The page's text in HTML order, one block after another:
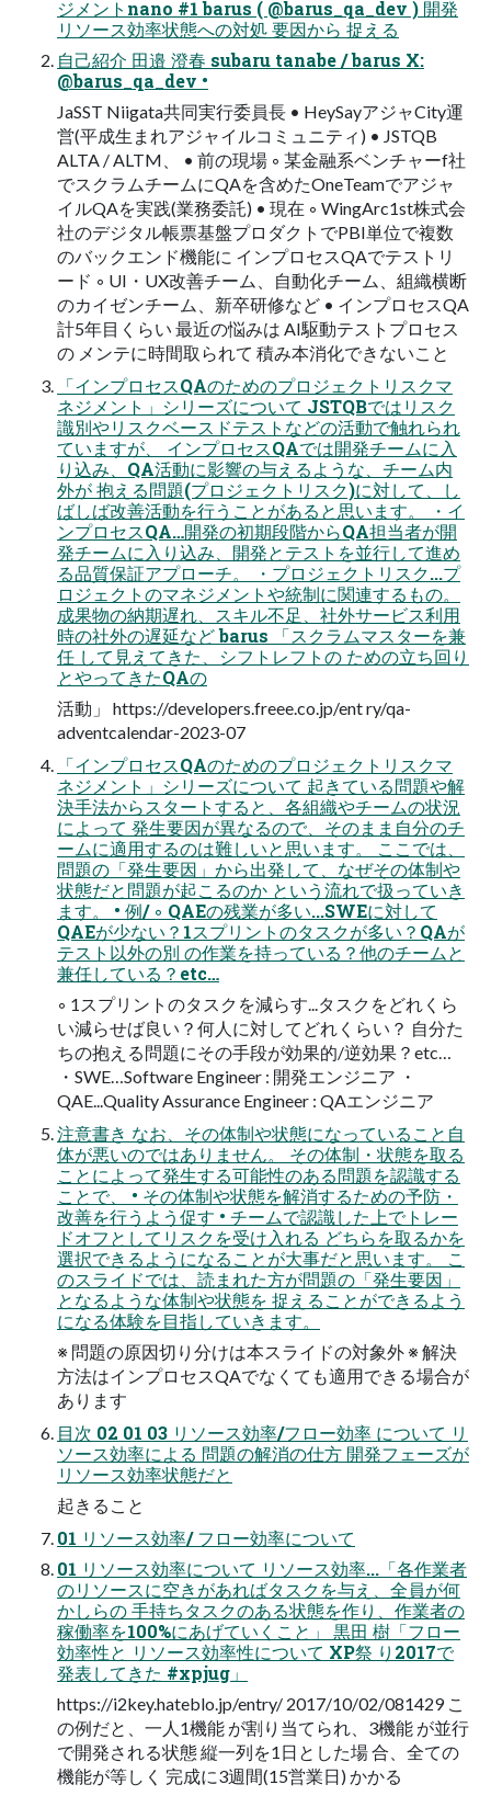
ジメントnano #1 barus ( @barus_qa_dev ) 開発
リソース効率状態への対処 要因から 捉える
自己紹介 田邉 澄春 subaru tanabe / barus X:
@barus_qa_dev •
JaSST Niigata共同実行委員長 • HeySayアジャCity運
営(平成生まれアジャイルコミュニティ) • JSTQB
ALTA / ALTM、 • 前の現場 ◦ 某金融系ベンチャーf社
でスクラムチームにQAを含めたOneTeamでアジャ
イルQAを実践(業務委託) • 現在 ◦ WingArc1st株式会
社のデジタル帳票基盤プロダクトでPBI単位で複数
のバックエンド機能に インプロセスQAでテストリ
ード ◦ UI・UX改善チーム、自動化チーム、組織横断
のカイゼンチーム、新卒研修など • インプロセスQA
計5年目くらい 最近の悩みは AI駆動テストプロセス
の メンテに時間取られて 積み本消化できないこと
「インプロセスQAのためのプロジェクトリスクマ
ネジメント」シリーズについて JSTQBではリスク
識別やリスクベースドテストなどの活動で触れられ
ていますが、 インプロセスQAでは開発チームに入
り込み、QA活動に影響の与えるような、チーム内
外が 抱える問題(プロジェクトリスク)に対して、し
ばしば改善活動を行うことがあると思います。 ・イ
ンプロセスQA…開発の初期段階からQA担当者が開
発チームに入り込み、開発とテストを並行して進め
る品質保証アプローチ。 ・プロジェクトリスク...プ
ロジェクトのマネジメントや統制に関連するもの。
成果物の納期遅れ、スキル不足、社外サービス利用
時の社外の遅延など barus 「スクラムマスターを兼
任 して見えてきた、シフトレフトの ための立ち回り
とやってきたQAの
活動」 https://developers.freee.co.jp/ent ry/qa-
adventcalendar-2023-07
「インプロセスQAのためのプロジェクトリスクマ
ネジメント」シリーズについて 起きている問題や解
決手法からスタートすると、各組織やチームの状況
によって 発生要因が異なるので、そのまま自分のチ
ームに適用するのは難しいと思います。 ここでは、
問題の「発生要因」から出発して、なぜその体制や
状態だと問題が起こるのか という流れで扱っていき
ます。 • 例/ ◦ QAEの残業が多い...SWEに対して
QAEが少ない？1スプリントのタスクが多い？QAが
テスト以外の別 の作業を持っている？他のチームと
兼任している？etc…
◦ 1スプリントのタスクを減らす...タスクをどれくら
い減らせば良い？何人に対してどれくらい？ 自分た
ちの抱える問題にその手段が効果的/逆効果？etc…
・SWE…Software Engineer : 開発エンジニア ・
QAE...Quality Assurance Engineer : QAエンジニア
注意書き なお、その体制や状態になっていること自
体が悪いのではありません。 その体制・状態を取る
ことによって発生する可能性のある問題を認識する
ことで、 • その体制や状態を解消するための予防・
改善を行うよう促す • チームで認識した上でトレー
ドオフとしてリスクを受け入れる どちらを取るかを
選択できるようになることが大事だと思います。 こ
のスライドでは、読まれた方が問題の「発生要因」
となるような体制や状態を 捉えることができるよう
になる体験を目指していきます。
※ 問題の原因切り分けは本スライドの対象外 ※ 解決
方法はインプロセスQAでなくても適用できる場合が
あります
目次 02 01 03 リソース効率/フロー効率 について リ
ソース効率による 問題の解消の仕方 開発フェーズが
リソース効率状態だと
起きること
01 リソース効率/ フロー効率について
01 リソース効率について リソース効率...「各作業者
のリソースに空きがあればタスクを与え、全員が何
かしらの 手持ちタスクのある状態を作り、作業者の
稼働率を100%にあげていくこと」 黒田 樹「フロー
効率性と リソース効率性について XP祭 り2017で
発表してきた #xpjug」
https://i2key.hateblo.jp/entry/ 2017/10/02/081429 こ
の例だと、一人1機能 が割り当てられ、3機能 が並行
で開発される状態 縦一列を1日とした場 合、全ての
機能が等しく 完成に3週間(15営業日) かかる